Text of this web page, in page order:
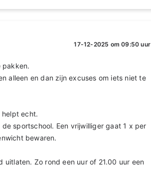
17-12-2025 om 09:50 uur
pakken.
alleen en dan zijn excuses om iets niet te
helpt echt.
sportschool. Een vrijwilliger gaat 1 x per
bewaren.
Zo rond een uur of 21.00 uur een